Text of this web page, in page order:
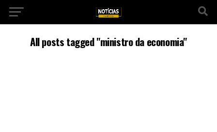
All posts tagged "ministro da economia"